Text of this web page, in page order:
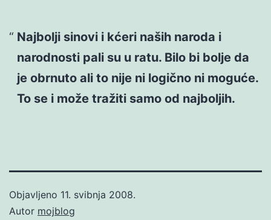
Najbolji sinovi i kćeri naših naroda i
narodnosti pali su u ratu. Bilo bi bolje da
je obrnuto ali to nije ni logično ni moguće.
To se i može tražiti samo od najboljih.
Objavljeno 11. svibnja 2008.
Autor mojblog